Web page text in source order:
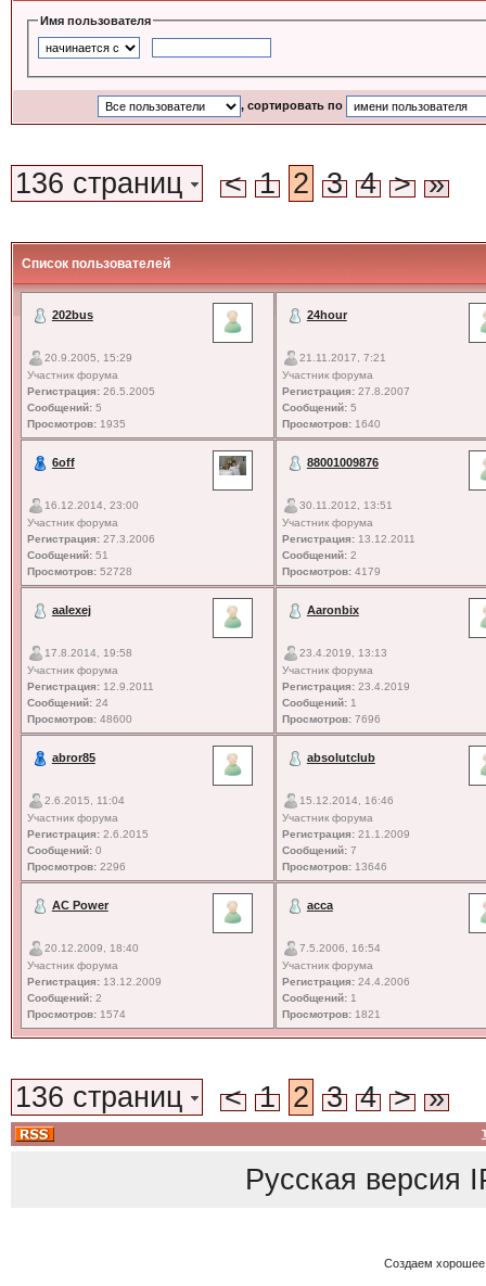
Имя пользователя
, сортировать по
136 страниц < 1 2 3 4 > »
Список пользователей
202bus
20.9.2005, 15:29
Участник форума
Регистрация:26.5.2005
Сообщений:5
Просмотров:1935
24hour
21.11.2017, 7:21
Участник форума
Регистрация:27.8.2007
Сообщений:5
Просмотров:1640
6off
16.12.2014, 23:00
Участник форума
Регистрация:27.3.2006
Сообщений:51
Просмотров:52728
88001009876
30.11.2012, 13:51
Участник форума
Регистрация:13.12.2011
Сообщений:2
Просмотров:4179
aalexej
17.8.2014, 19:58
Участник форума
Регистрация:12.9.2011
Сообщений:24
Просмотров:48600
Aaronbix
23.4.2019, 13:13
Участник форума
Регистрация:23.4.2019
Сообщений:1
Просмотров:7696
abror85
2.6.2015, 11:04
Участник форума
Регистрация:2.6.2015
Сообщений:0
Просмотров:2296
absolutclub
15.12.2014, 16:46
Участник форума
Регистрация:21.1.2009
Сообщений:7
Просмотров:13646
AC Power
20.12.2009, 18:40
Участник форума
Регистрация:13.12.2009
Сообщений:2
Просмотров:1574
acca
7.5.2006, 16:54
Участник форума
Регистрация:24.4.2006
Сообщений:1
Просмотров:1821
136 страниц < 1 2 3 4 > »
Русская версия
Создаем